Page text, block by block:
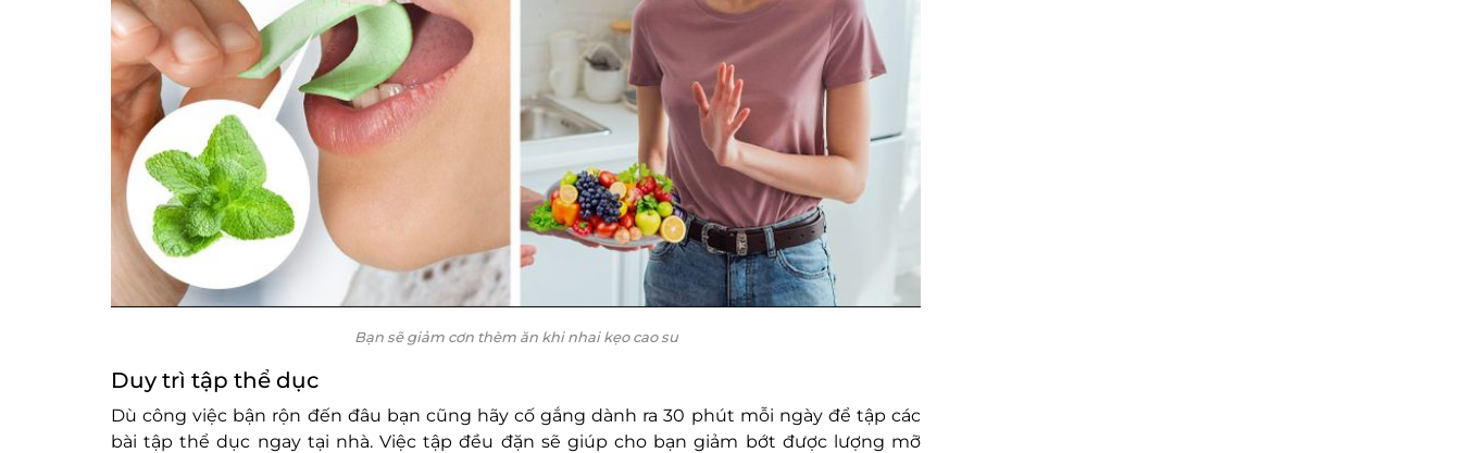
Bạn sẽ giảm cơn thèm ăn khi nhai kẹo cao su
Duy trì tập thể dục
Dù công việc bận rộn đến đâu bạn cũng hãy cố gắng dành ra 30 phút mỗi ngày để tập các
bài tập thể dục ngay tại nhà. Việc tập đều đặn sẽ giúp cho bạn giảm bớt được lượng mỡ